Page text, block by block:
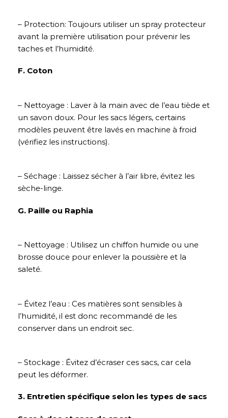
– Protection: Toujours utiliser un spray protecteur
avant la première utilisation pour prévenir les
taches et l’humidité.
F. Coton
– Nettoyage : Laver à la main avec de l’eau tiède et
un savon doux. Pour les sacs légers, certains
modèles peuvent être lavés en machine à froid
(vérifiez les instructions).
– Séchage : Laissez sécher à l’air libre, évitez les
sèche-linge.
G. Paille ou Raphia
– Nettoyage : Utilisez un chiffon humide ou une
brosse douce pour enlever la poussière et la
saleté.
– Évitez l’eau : Ces matières sont sensibles à
l’humidité, il est donc recommandé de les
conserver dans un endroit sec.
– Stockage : Évitez d’écraser ces sacs, car cela
peut les déformer.
3. Entretien spécifique selon les types de sacs